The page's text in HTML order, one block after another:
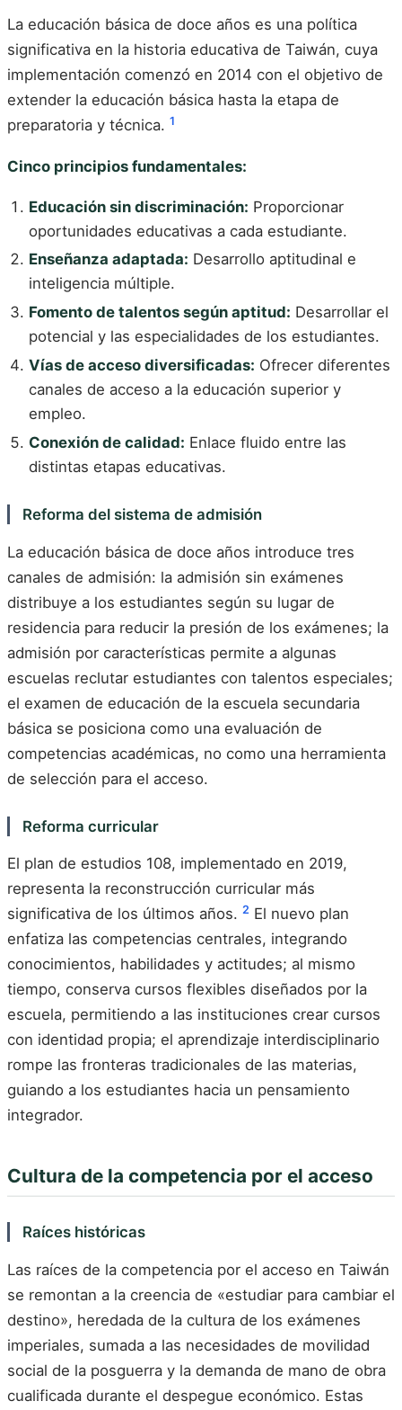
La educación básica de doce años es una política
significativa en la historia educativa de Taiwán, cuya
implementación comenzó en 2014 con el objetivo de
extender la educación básica hasta la etapa de
preparatoria y técnica. 1
Cinco principios fundamentales:
Educación sin discriminación: Proporcionar
oportunidades educativas a cada estudiante.
Enseñanza adaptada: Desarrollo aptitudinal e
inteligencia múltiple.
Fomento de talentos según aptitud: Desarrollar el
potencial y las especialidades de los estudiantes.
Vías de acceso diversificadas: Ofrecer diferentes
canales de acceso a la educación superior y
empleo.
Conexión de calidad: Enlace fluido entre las
distintas etapas educativas.
Reforma del sistema de admisión
La educación básica de doce años introduce tres
canales de admisión: la admisión sin exámenes
distribuye a los estudiantes según su lugar de
residencia para reducir la presión de los exámenes; la
admisión por características permite a algunas
escuelas reclutar estudiantes con talentos especiales;
el examen de educación de la escuela secundaria
básica se posiciona como una evaluación de
competencias académicas, no como una herramienta
de selección para el acceso.
Reforma curricular
El plan de estudios 108, implementado en 2019,
representa la reconstrucción curricular más
significativa de los últimos años. 2 El nuevo plan
enfatiza las competencias centrales, integrando
conocimientos, habilidades y actitudes; al mismo
tiempo, conserva cursos flexibles diseñados por la
escuela, permitiendo a las instituciones crear cursos
con identidad propia; el aprendizaje interdisciplinario
rompe las fronteras tradicionales de las materias,
guiando a los estudiantes hacia un pensamiento
integrador.
Cultura de la competencia por el acceso
Raíces históricas
Las raíces de la competencia por el acceso en Taiwán
se remontan a la creencia de «estudiar para cambiar el
destino», heredada de la cultura de los exámenes
imperiales, sumada a las necesidades de movilidad
social de la posguerra y la demanda de mano de obra
cualificada durante el despegue económico. Estas